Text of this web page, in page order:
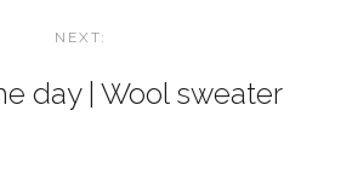
NEXT:
day | Wool sweater